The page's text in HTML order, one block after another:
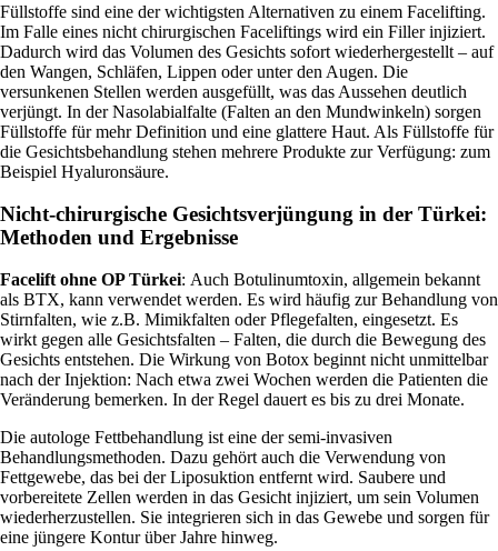
Füllstoffe sind eine der wichtigsten Alternativen zu einem Facelifting.
Im Falle eines nicht chirurgischen Faceliftings wird ein Filler injiziert.
Dadurch wird das Volumen des Gesichts sofort wiederhergestellt – auf
den Wangen, Schläfen, Lippen oder unter den Augen. Die
versunkenen Stellen werden ausgefüllt, was das Aussehen deutlich
verjüngt. In der Nasolabialfalte (Falten an den Mundwinkeln) sorgen
Füllstoffe für mehr Definition und eine glattere Haut. Als Füllstoffe für
die Gesichtsbehandlung stehen mehrere Produkte zur Verfügung: zum
Beispiel Hyaluronsäure.
Nicht-chirurgische Gesichtsverjüngung in der Türkei:
Methoden und Ergebnisse
Facelift ohne OP Türkei: Auch Botulinumtoxin, allgemein bekannt
als BTX, kann verwendet werden. Es wird häufig zur Behandlung von
Stirnfalten, wie z.B. Mimikfalten oder Pflegefalten, eingesetzt. Es
wirkt gegen alle Gesichtsfalten – Falten, die durch die Bewegung des
Gesichts entstehen. Die Wirkung von Botox beginnt nicht unmittelbar
nach der Injektion: Nach etwa zwei Wochen werden die Patienten die
Veränderung bemerken. In der Regel dauert es bis zu drei Monate.
Die autologe Fettbehandlung ist eine der semi-invasiven
Behandlungsmethoden. Dazu gehört auch die Verwendung von
Fettgewebe, das bei der Liposuktion entfernt wird. Saubere und
vorbereitete Zellen werden in das Gesicht injiziert, um sein Volumen
wiederherzustellen. Sie integrieren sich in das Gewebe und sorgen für
eine jüngere Kontur über Jahre hinweg.